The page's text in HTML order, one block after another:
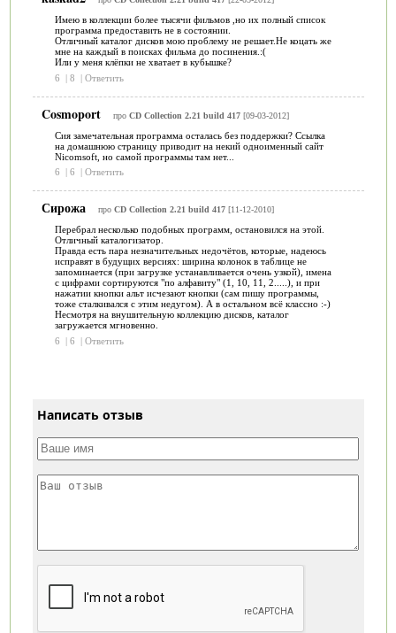
Имею в коллекции более тысячи фильмов ,но их полный список
программа предоставить не в состоянии.
Отличный каталог дисков мою проблему не решает.Не коцать же
мне на каждый в поисках фильма до посинения.:(
Или у меня клёпки не хватает в кубышке?
6
| 8 | Ответить
Cosmoport про CD Collection 2.21 build 417[09-03-2012]
Сия замечательная программа осталась без поддержки? Ссылка
на домашнюю страницу приводит на некий одноименный сайт
Nicomsoft, но самой программы там нет...
6
| 6 | Ответить
Сирожа про CD Collection 2.21 build 417[11-12-2010]
Перебрал несколько подобных программ, остановился на этой.
Отличный каталогизатор.
Правда есть пара незначительных недочётов, которые, надеюсь
исправят в будущих версиях: ширина колонок в таблице не
запоминается (при загрузке устанавливается очень узкой), имена
с цифрами сортируются "по алфавиту" (1, 10, 11, 2.....), и при
нажатии кнопки альт исчезают кнопки (сам пишу программы,
тоже сталкивался с этим недугом). А в остальном всё классно :-)
Несмотря на внушительную коллекцию дисков, каталог
загружается мгновенно.
6
| 6 | Ответить
Написать отзыв